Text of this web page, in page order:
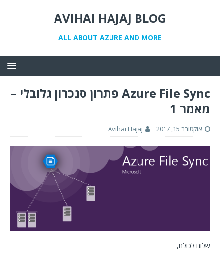
AVIHAI HAJAJ BLOG
ALL ABOUT AZURE AND MORE
Azure File Sync פתרון סנכרון גלובלי –
מאמר 1
אוקטובר 15, 2017 Avihai Hajaj
שלום לכולם,